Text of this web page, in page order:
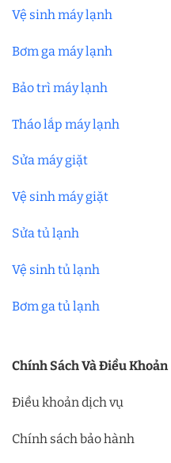
Vệ sinh máy lạnh
Bơm ga máy lạnh
Bảo trì máy lạnh
Tháo lắp máy lạnh
Sửa máy giặt
Vệ sinh máy giặt
Sửa tủ lạnh
Vệ sinh tủ lạnh
Bơm ga tủ lạnh
Chính Sách Và Điều Khoản
Điều khoản dịch vụ
Chính sách bảo hành